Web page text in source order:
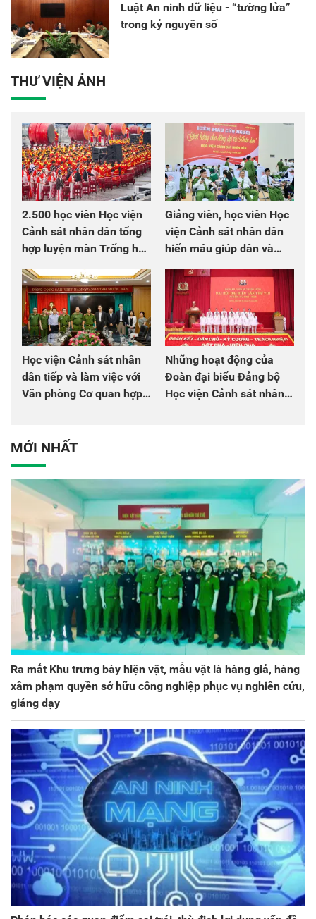
Luật An ninh dữ liệu - “tường lửa”
trong kỷ nguyên số
THƯ VIỆN ẢNH
2.500 học viên Học viện
Cảnh sát nhân dân tổng
hợp luyện màn Trống hội
chào mừng Đại hội Đảng
Giảng viên, học viên Học
viện Cảnh sát nhân dân
hiến máu giúp dân và
đồng đội
Học viện Cảnh sát nhân
dân tiếp và làm việc với
Văn phòng Cơ quan hợp
Những hoạt động của
Đoàn đại biểu Đảng bộ
Học viện Cảnh sát nhân
MỚI NHẤT
Ra mắt Khu trưng bày hiện vật, mẫu vật là hàng giả, hàng
xâm phạm quyền sở hữu công nghiệp phục vụ nghiên cứu,
giảng dạy